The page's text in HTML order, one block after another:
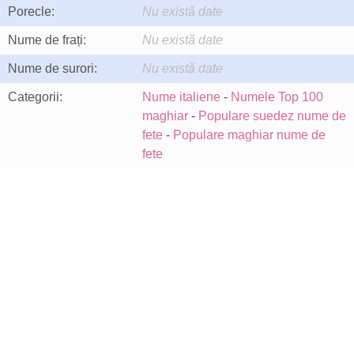
Porecle: Nu există date
Nume de frați: Nu există date
Nume de surori: Nu există date
Categorii: Nume italiene - Numele Top 100
maghiar - Populare suedez nume de
fete - Populare maghiar nume de
fete